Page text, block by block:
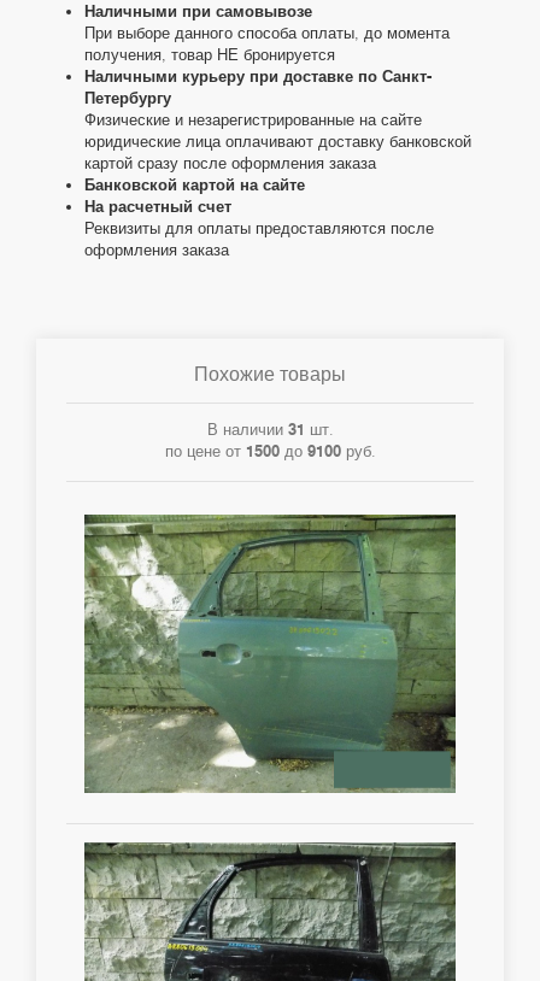
Наличными при самовывозе
При выборе данного способа оплаты, до момента
получения, товар НЕ бронируется
Наличными курьеру при доставке по Санкт-
Петербургу
Физические и незарегистрированные на сайте
юридические лица оплачивают доставку банковской
картой сразу после оформления заказа
Банковской картой на сайте
На расчетный счет
Реквизиты для оплаты предоставляются после
оформления заказа
Похожие товары
В наличии 31 шт.
по цене от 1500до 9100руб.